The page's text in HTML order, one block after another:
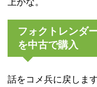
フォクトレンダ
を中古で購入
話をコメ兵に戻します